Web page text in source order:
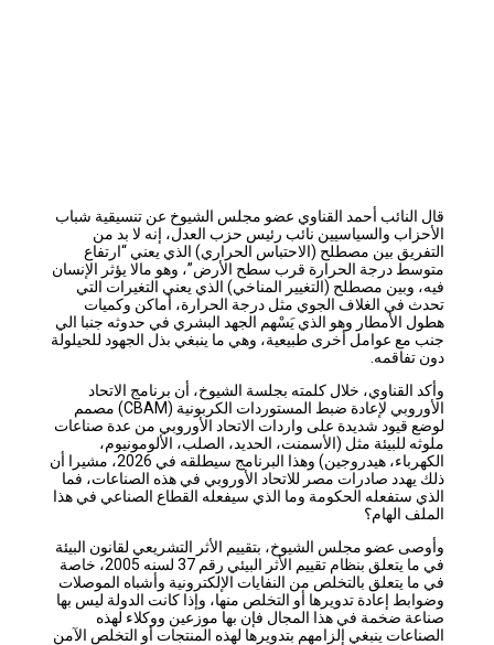
قال النائب أحمد القناوي عضو مجلس الشيوخ عن تنسيقية شباب
الأحزاب والسياسيين نائب رئيس حزب العدل، إنه لا بد من
التفريق بين مصطلح (الاحتباس الحراري) الذي يعني “ارتفاع
متوسط درجة الحرارة قرب سطح الأرض”، وهو مالا يؤثر الإنسان
فيه، وبين مصطلح (التغيير المناخي) الذي يعني التغيرات التي
تحدث في الغلاف الجوي مثل درجة الحرارة، أماكن وكميات
هطول الأمطار وهو الذي يَسْهم الجهد البشري في حدوثه جنبا الي
جنب مع عوامل أخرى طبيعية، وهي ما ينبغي بذل الجهود للحيلولة
دون تفاقمه.
وأكد القناوي، خلال كلمته بجلسة الشيوخ، أن برنامج الاتحاد
الأوروبي لإعادة ضبط المستوردات الكربونية (CBAM) مصمم
لوضع قيود شديدة على واردات الاتحاد الأوروبي من عدة صناعات
ملوثه للبيئة مثل (الأسمنت، الحديد، الصلب، الألومونيوم،
الكهرباء، هيدروجين) وهذا البرنامج سيطلقه في 2026، مشيرا أن
ذلك يهدد صادرات مصر للاتحاد الأوروبي في هذه الصناعات، فما
الذي ستفعله الحكومة وما الذي سيفعله القطاع الصناعي في هذا
الملف الهام؟
وأوصى عضو مجلس الشيوخ، بتقييم الأثر التشريعي لقانون البيئة
في ما يتعلق بنظام تقييم الأثر البيئي رقم 37 لسنه 2005، خاصة
في ما يتعلق بالتخلص من النفايات الإلكترونية وأشباه الموصلات
وضوابط إعادة تدويرها أو التخلص منها، وإذا كانت الدولة ليس بها
صناعة ضخمة في هذا المجال فإن بها موزعين ووكلاء لهذه
الصناعات ينبغي إلزامهم بتدويرها لهذه المنتجات أو التخلص الآمن